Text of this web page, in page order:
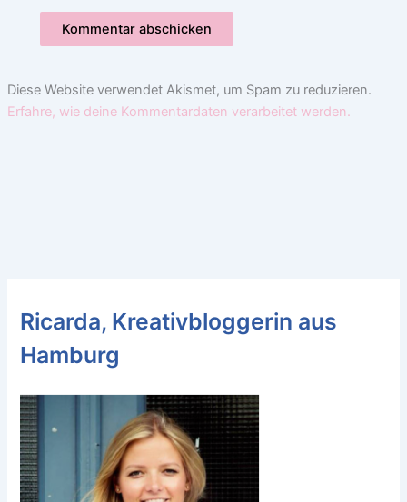
Diese Website verwendet Akismet, um Spam zu reduzieren.
Erfahre, wie deine Kommentardaten verarbeitet werden.
Ricarda, Kreativbloggerin aus
Hamburg